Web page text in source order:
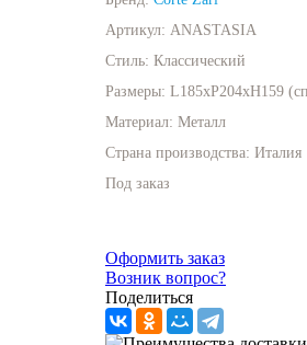
Артикул: ANASTASIA
Стиль: Классический
Размеры: L185xP204xH159
Материал: Металл
Страна производства: Италия
Под заказ
Оформить заказ
Возник вопрос?
Поделиться